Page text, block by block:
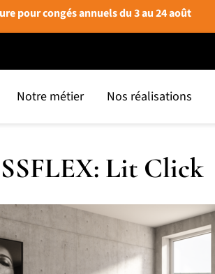
pour congés annuels du 3 au 24 août
Notre métier Nos réalisations
Lit Click